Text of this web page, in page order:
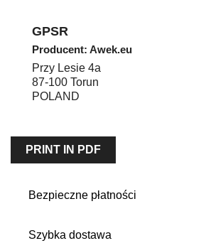
GPSR
Producent: Awek.eu
Przy Lesie 4a
87-100 Torun
POLAND
PRINT IN PDF
Bezpieczne płatności
Szybka dostawa